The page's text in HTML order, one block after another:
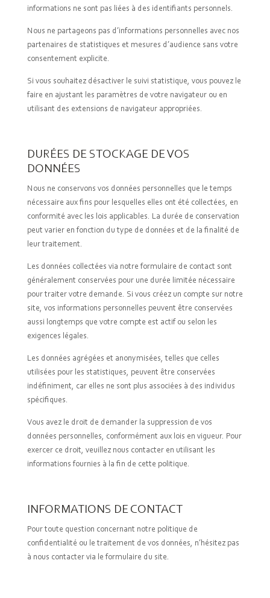
informations ne sont pas liées à des identifiants personnels.
Nous ne partageons pas d’informations personnelles avec nos
partenaires de statistiques et mesures d’audience sans votre
consentement explicite.
Si vous souhaitez désactiver le suivi statistique, vous pouvez le
faire en ajustant les paramètres de votre navigateur ou en
utilisant des extensions de navigateur appropriées.
DURÉES DE STOCKAGE DE VOS
DONNÉES
Nous ne conservons vos données personnelles que le temps
nécessaire aux fins pour lesquelles elles ont été collectées, en
conformité avec les lois applicables. La durée de conservation
peut varier en fonction du type de données et de la finalité de
leur traitement.
Les données collectées via notre formulaire de contact sont
généralement conservées pour une durée limitée nécessaire
pour traiter votre demande. Si vous créez un compte sur notre
site, vos informations personnelles peuvent être conservées
aussi longtemps que votre compte est actif ou selon les
exigences légales.
Les données agrégées et anonymisées, telles que celles
utilisées pour les statistiques, peuvent être conservées
indéfiniment, car elles ne sont plus associées à des individus
spécifiques.
Vous avez le droit de demander la suppression de vos
données personnelles, conformément aux lois en vigueur. Pour
exercer ce droit, veuillez nous contacter en utilisant les
informations fournies à la fin de cette politique.
INFORMATIONS DE CONTACT
Pour toute question concernant notre politique de
confidentialité ou le traitement de vos données, n’hésitez pas
à nous contacter via le formulaire du site.